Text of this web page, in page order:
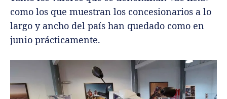
como los que muestran los concesionarios a lo
largo y ancho del país han quedado como en
junio prácticamente.